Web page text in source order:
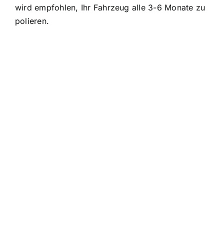
wird empfohlen, Ihr Fahrzeug alle 3-6 Monate zu
polieren.